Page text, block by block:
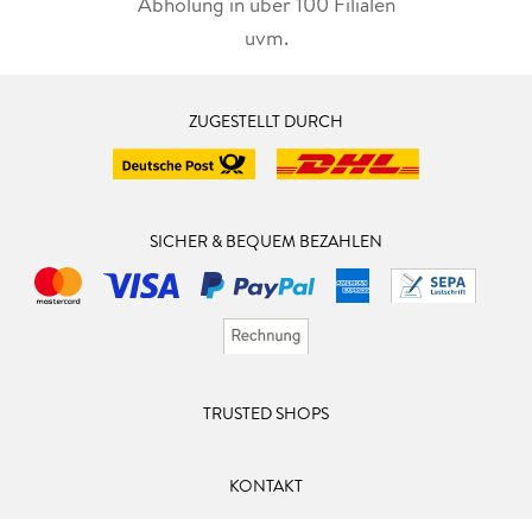
uvm.
ZUGESTELLT DURCH
SICHER & BEQUEM BEZAHLEN
TRUSTED SHOPS
KONTAKT